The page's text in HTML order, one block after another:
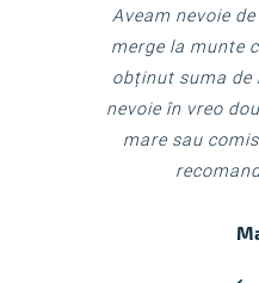
Aveam nevoie
merge la munte
obținut suma de
nevoie în vreo
mare sau